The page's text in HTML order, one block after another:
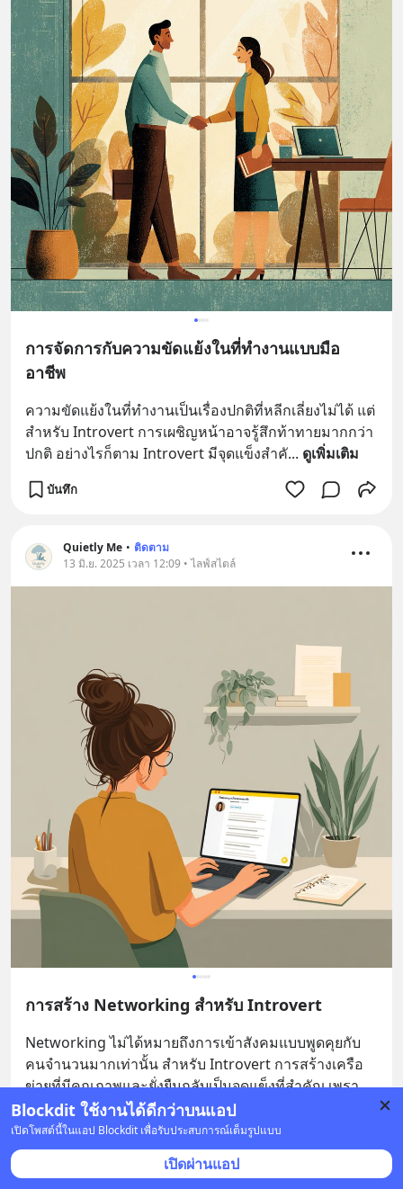
Blockdit ใช้งานได้ดีกว่าบนแอป
เปิดโพสต์นี้ในแอป Blockdit เพื่อรับประสบการณ์เต็มรูปแบบ
เปิดผ่านแอป
การจัดการกับความขัดแย้งในที่ทำงานแบบมือ
อาชีพ
ความขัดแย้งในที่ทำงานเป็นเรื่องปกติที่หลีกเลี่ยงไม่ได้ แต่
สำหรับ Introvert การเผชิญหน้าอาจรู้สึกท้าทายมากกว่า
ปกติ อย่างไรก็ตาม Introvert มีจุดแข็งสำคั... ดูเพิ่มเติม
บันทึก
Quietly Me • ติดตาม
13 มิ.ย. 2025 เวลา 12:09 • ไลฟ์สไตล์
การสร้าง Networking สำหรับ Introvert
Networking ไม่ได้หมายถึงการเข้าสังคมแบบพูดคุยกับ
คนจำนวนมากเท่านั้น สำหรับ Introvert การสร้างเครือ
ข่ายที่มีคุณภาพและยั่งยืนกลับเป็นจุดแข็งที่สำคัญ เพรา...
ดูเพิ่มเติม